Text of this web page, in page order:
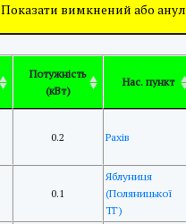
Показати вимкнений або
Потужність
(кВт)
Нас. пункт
0.2 Рахів
0.1
Яблуниця
(Поляницької
ТГ)